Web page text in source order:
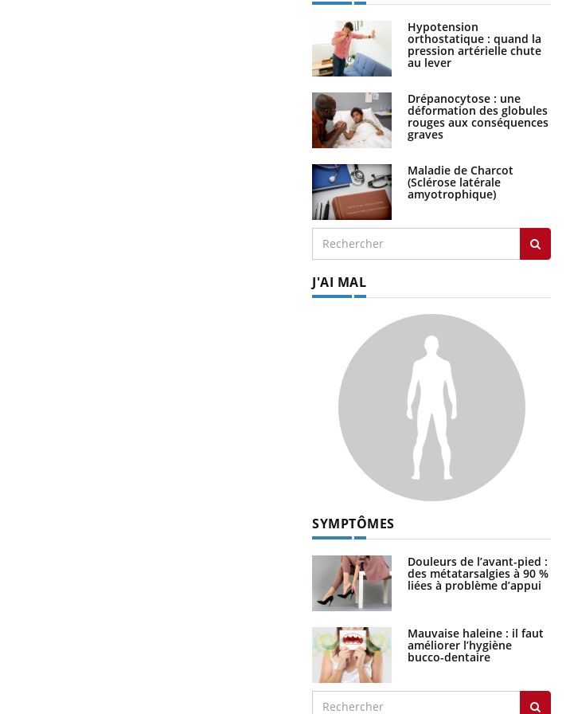
Hypotension
orthostatique : quand la
pression artérielle chute
au lever
Drépanocytose : une
déformation des globules
rouges aux conséquences
graves
Maladie de Charcot
(Sclérose latérale
amyotrophique)
J'AI MAL
SYMPTÔMES
Douleurs de l’avant-pied :
des métatarsalgies à 90 %
liées à problème d’appui
Mauvaise haleine : il faut
améliorer l’hygiène
bucco-dentaire